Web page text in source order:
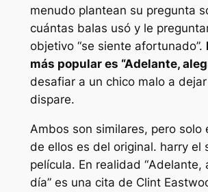
menudo plantean su pregunta
cuántas balas usó y le
objetivo “se siente afortunado”.
más popular es “Adelante,
desafiar a un chico malo a
dispare.
Ambos son similares, pero solo
de ellos es del original. harry el
película. En realidad “Adelante,
día” es una cita de Clint